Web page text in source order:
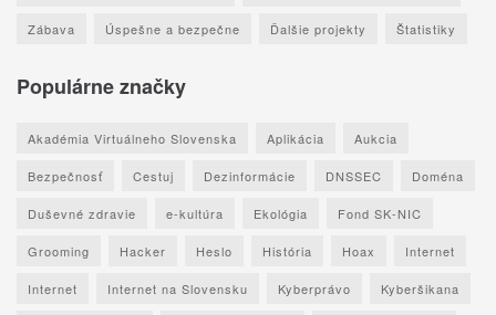
Zábava Úspešne a bezpečne Ďalšie projekty Štatistiky
Populárne značky
Akadémia Virtuálneho Slovenska Aplikácia Aukcia
Bezpečnosť Cestuj Dezinformácie DNSSEC Doména
Duševné zdravie e-kultúra Ekológia Fond SK-NIC
Grooming Hacker Heslo História Hoax Internet
Internet Internet na Slovensku Kyberprávo Kyberšikana